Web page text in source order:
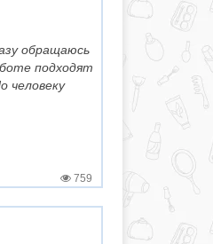
обращаюсь
подходят
человеку
759